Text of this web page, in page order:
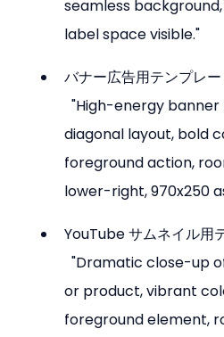
seamless
label space visible."
バナー広告用テンプレー
"High-energy
diagonal layout, bold
foreground action,
lower-right, 970x250
YouTube サムネイル用
"Dramatic close-up
or product, vibrant
foreground element,